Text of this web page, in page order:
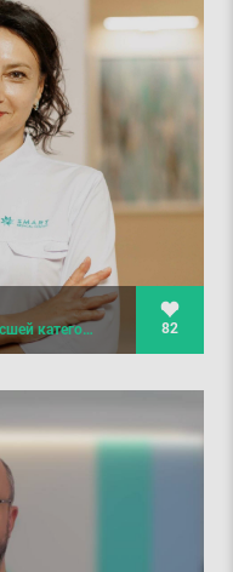
82
Врач ультразвуковой диагностики высшей категории